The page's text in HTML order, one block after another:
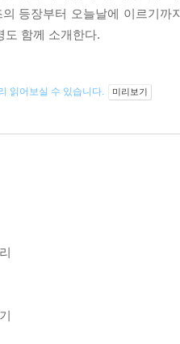
등장부터 오늘날에 이르기
도 함께 소개한다.
읽어보실 수 있습니다. 미리보기